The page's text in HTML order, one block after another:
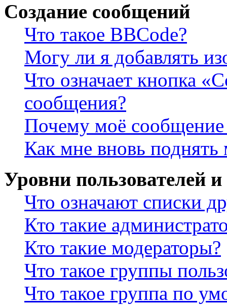
Создание сообщений
Что такое BBCode?
Могу ли я добавлять
Что означает кнопка
сообщения?
Почему моё сообщение
Как мне вновь
Уровни пользователей
Что означают списки
Кто такие
Кто такие модераторы?
Что такое группы
Что такое группа по